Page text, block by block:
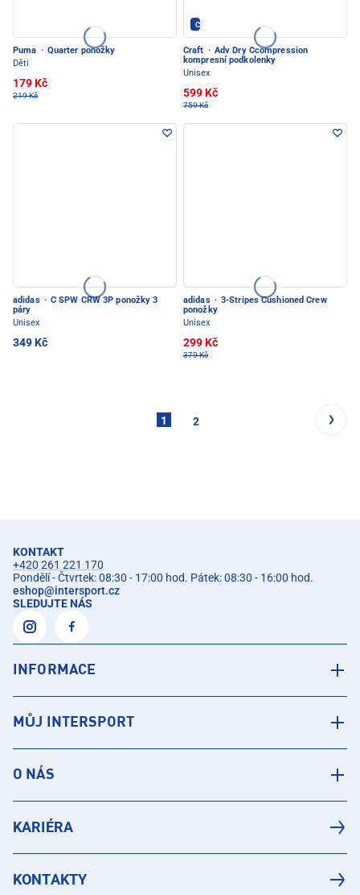
Puma · Quarter ponožky
Děti
179 Kč
219 Kč
CRAFT - PEC POD SNĚŽKOU
Craft · Adv Dry Ccompression
kompresní podkolenky
Unisex
599 Kč
759 Kč
adidas · C SPW CRW 3P ponožky 3
páry
Unisex
349 Kč
adidas · 3-Stripes Cushioned Crew
ponožky
Unisex
299 Kč
379 Kč
1 2
KONTAKT
+420 261 221 170
Pondělí - Čtvrtek: 08:30 - 17:00 hod. Pátek: 08:30 - 16:00 hod.
eshop@intersport.cz
SLEDUJTE NÁS
INFORMACE
MŮJ INTERSPORT
O NÁS
KARIÉRA
KONTAKTY